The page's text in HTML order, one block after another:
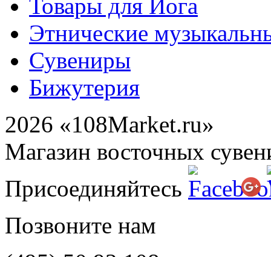
Товары для Йога
Этнические
Сувениры
Бижутерия
2026 «108Market.ru»
Магазин восточных
Присоединяйтесь
Позвоните нам